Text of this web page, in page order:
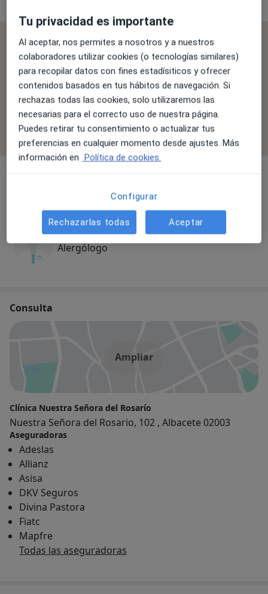
Se aceptan aseguradoras
La cobertura varía en función del especialista, la
ubicación y el servicio. Confirma la cobertura en el
proceso de reserva.
Filtrar por aseguradora
Dr. Vicente Canto Reig
Alergólogo
Consulta
Ampliar
Clínica Nuestra Señora del Rosarío
Nuestra Señora del Rosario, 102 , Albacete 02003
Aseguradoras
Adeslas
Allianz
Asisa
DKV Seguros
Divina Pastora
Fiatc
Mapfre
Todas las aseguradoras
Tu privacidad es importante
Al aceptar, nos permites a nosotros y a nuestros
colaboradores utilizar cookies (o tecnologías similares)
para recopilar datos con fines estadísiticos y ofrecer
contenidos basados en tus hábitos de navegación. Si
rechazas todas las cookies, solo utilizaremos las
necesarias para el correcto uso de nuestra página.
Puedes retirar tu consentimiento o actualizar tus
preferencias en cualquier momento desde ajustes. Más
información en Política de cookies.
Configurar
Rechazarlas todas Aceptar